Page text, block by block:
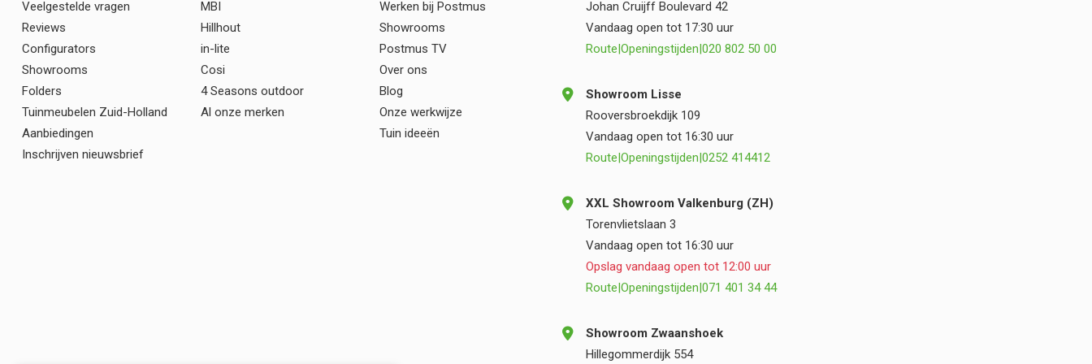
plezier terug op de samenwerking en kunnen
Veelgestelde vragen
Reviews
Configurators
Showrooms
Folders
Tuinmeubelen Zuid-Holland
Aanbiedingen
Inschrijven nieuwsbrief
MBI
Hillhout
in-lite
Cosi
4 Seasons outdoor
Al onze merken
Werken bij Postmus
Showrooms
Postmus TV
Over ons
Blog
Onze werkwijze
Tuin ideeën
Johan Cruijff Boulevard 42
Vandaag open tot 17:30 uur
Route|Openingstijden|020 802 50 00
Showroom Lisse
Rooversbroekdijk 109
Vandaag open tot 16:30 uur
Route|Openingstijden|0252 414412
XXL Showroom Valkenburg (ZH)
Torenvlietslaan 3
Vandaag open tot 16:30 uur
Opslag vandaag open tot 12:00 uur
Route|Openingstijden|071 401 34 44
Showroom Zwaanshoek
Hillegommerdijk 554